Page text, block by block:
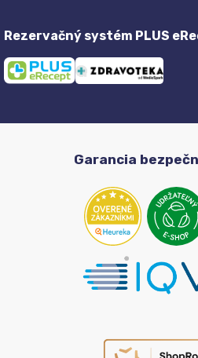
Rezervačný systém PLUS
Garancia